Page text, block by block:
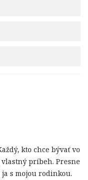
kto chce bývať vo
príbeh. Presne
s mojou rodinkou.